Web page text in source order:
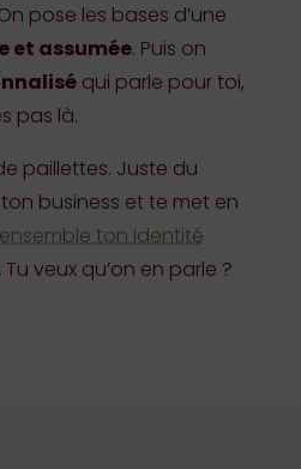
pose les bases d’une
et assumée. Puis on
qui parle pour toi,
pas là.
paillettes. Juste du
business et te met en
ton identité
Tu veux qu’on en parle ?